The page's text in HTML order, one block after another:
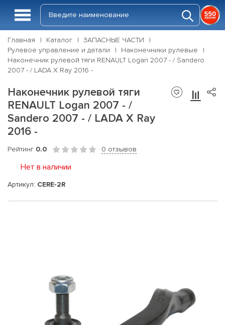
Главная Каталог
ЗАПАСНЫЕ ЧАСТИ
Рулевое управление и детали
Наконечники рулевые
Наконечник рулевой тяги RENAULT Logan 2007 - / Sandero
2007 - / LADA X Ray 2016 -
Наконечник рулевой тяги
RENAULT Logan 2007 - /
Sandero 2007 - / LADA X Ray
2016 -
Рейтинг 0.0 0 отзывов
Нет в наличии
Артикул: CERE-2R